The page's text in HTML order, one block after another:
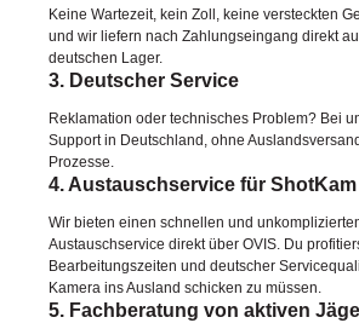
Keine Wartezeit, kein Zoll, keine versteckten
und wir liefern nach Zahlungseingang direkt
deutschen Lager.
3. Deutscher Service
Reklamation oder technisches Problem? Bei
Support in Deutschland, ohne
Prozesse.
4. Austauschservice für
Wir bieten einen schnellen und
Austauschservice direkt über OVIS. Du
Bearbeitungszeiten und deutscher
Kamera ins Ausland schicken zu müssen.
5. Fachberatung von aktiven